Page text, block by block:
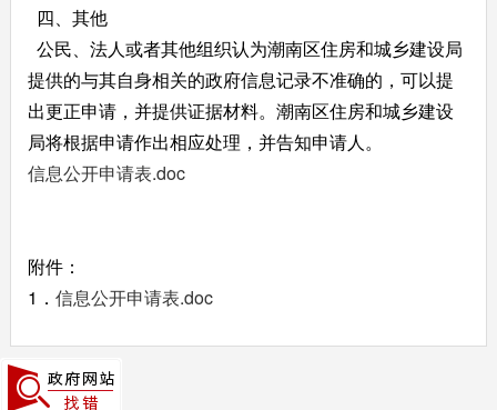
四、其他
公民、法人或者其他组织认为潮南区住房和城乡建设局
提供的与其自身相关的政府信息记录不准确的，可以提
出更正申请，并提供证据材料。潮南区住房和城乡建设
局将根据申请作出相应处理，并告知申请人。
信息公开申请表.doc
附件：
1． 信息公开申请表.doc